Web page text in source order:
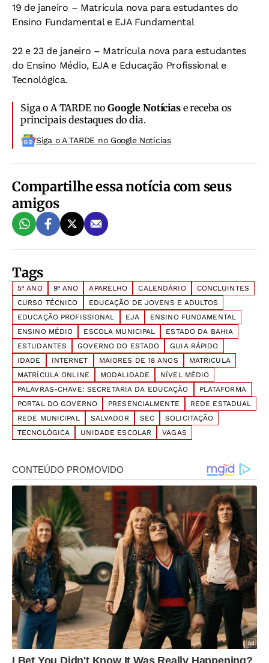
19 de janeiro – Matrícula nova para estudantes do
Ensino Fundamental e EJA Fundamental
22 e 23 de janeiro – Matrícula nova para estudantes
do Ensino Médio, EJA e Educação Profissional e
Tecnológica.
Siga o A TARDE noGoogle Notíciase receba os
principais destaques do dia.
Siga o A TARDE no Google Noticias
Compartilhe essa notícia com seus
amigos
Tags
5º ANO 9º ANO APARELHO CALENDÁRIO
CONCLUINTES
CURSO TÉCNICO
EDUCAÇÃO DE JOVENS E ADULTOS
EDUCAÇÃO PROFISSIONAL
EJA
ENSINO FUNDAMENTAL
ENSINO MÉDIO
ESCOLA MUNICIPAL
ESTADO DA BAHIA
ESTUDANTES
GOVERNO DO ESTADO
GUIA RÁPIDO
IDADE
INTERNET MAIORES DE 18 ANOS
MATRICULA
MATRÍCULA ONLINE
MODALIDADE
NÍVEL MÉDIO
PALAVRAS-CHAVE: SECRETARIA DA EDUCAÇÃO
PLATAFORMA
PORTAL DO GOVERNO
PRESENCIALMENTE
REDE ESTADUAL
REDE MUNICIPAL
SALVADOR SEC
SOLICITAÇÃO
TECNOLÓGICA
UNIDADE ESCOLAR VAGAS